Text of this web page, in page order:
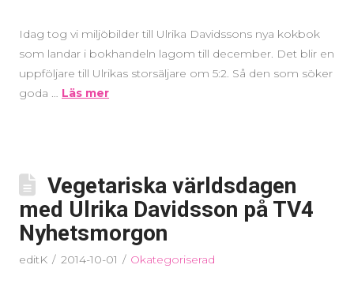
Idag tog vi miljöbilder till Ulrika Davidssons nya kokbok
som landar i bokhandeln lagom till december. Det blir en
uppföljare till Ulrikas storsäljare om 5:2. Så den som söker
goda … Läs mer
Vegetariska världsdagen
med Ulrika Davidsson på TV4
Nyhetsmorgon
editK 2014-10-01 Okategoriserad